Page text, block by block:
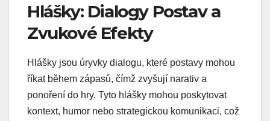
Hlášky: Dialogy Postav a
Zvukové Efekty
Hlášky jsou úryvky dialogu, které postavy mohou
říkat během zápasů, čímž zvyšují narativ a
ponoření do hry. Tyto hlášky mohou poskytovat
kontext, humor nebo strategickou komunikaci, což